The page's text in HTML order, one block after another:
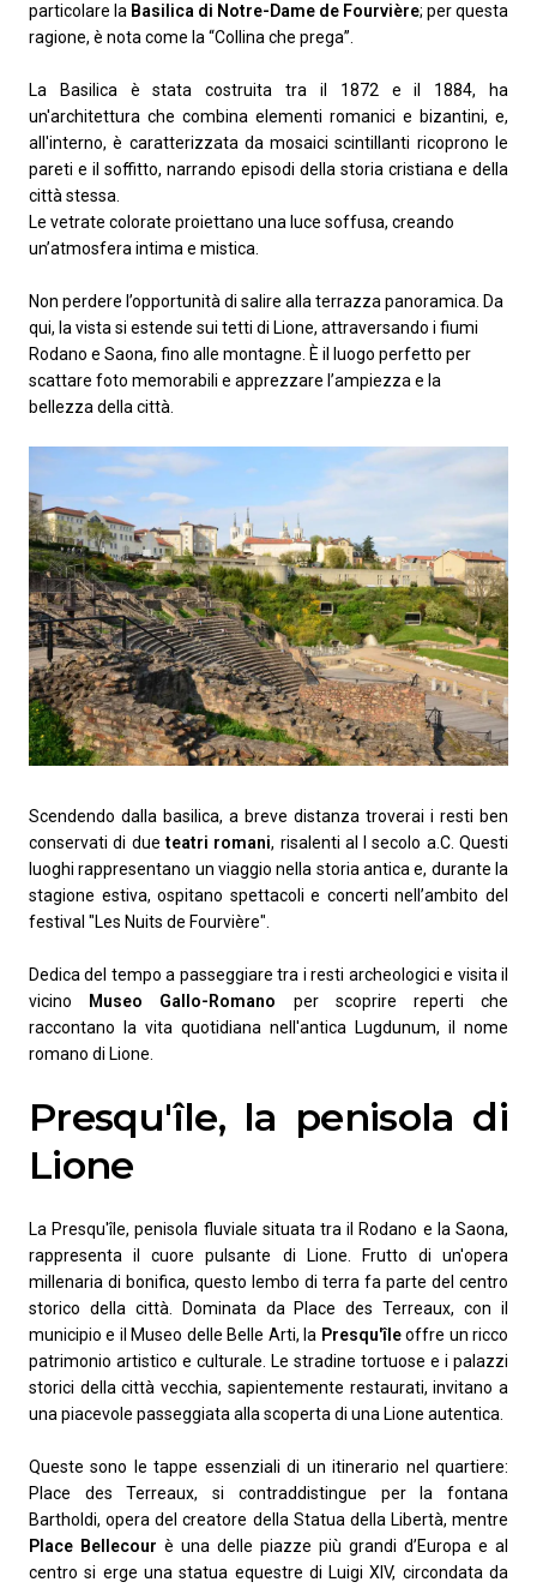
particolare la Basilica di Notre-Dame de Fourvière; per questa
ragione, è nota come la “Collina che prega”.
La Basilica è stata costruita tra il 1872 e il 1884, ha
un'architettura che combina elementi romanici e bizantini, e,
all'interno, è caratterizzata da mosaici scintillanti ricoprono le
pareti e il soffitto, narrando episodi della storia cristiana e della
città stessa.
Le vetrate colorate proiettano una luce soffusa, creando
un’atmosfera intima e mistica.
Non perdere l’opportunità di salire alla terrazza panoramica. Da
qui, la vista si estende sui tetti di Lione, attraversando i fiumi
Rodano e Saona, fino alle montagne. È il luogo perfetto per
scattare foto memorabili e apprezzare l’ampiezza e la
bellezza della città.
Scendendo dalla basilica, a breve distanza troverai i resti ben
conservati di dueteatri romani, risalenti al I secolo a.C. Questi
luoghi rappresentano un viaggio nella storia antica e, durante la
stagione estiva, ospitano spettacoli e concerti nell’ambito del
festival "Les Nuits de Fourvière".
Dedica del tempo a passeggiare tra i resti archeologici e visita il
vicino
Museo Gallo-Romano per scoprire reperti che
raccontano la vita quotidiana nell'antica Lugdunum, il nome
romano di Lione.
Presqu'île, la penisola di
Lione
La Presqu'île, penisola fluviale situata tra il Rodano e la Saona,
rappresenta il cuore pulsante di Lione. Frutto di un'opera
millenaria di bonifica, questo lembo di terra fa parte del centro
storico della città. Dominata da Place des Terreaux, con il
municipio e il Museo delle Belle Arti, la Presqu'îleoffre un ricco
patrimonio artistico e culturale. Le stradine tortuose e i palazzi
storici della città vecchia, sapientemente restaurati, invitano a
una piacevole passeggiata alla scoperta di una Lione autentica.
Queste sono le tappe essenziali di un itinerario nel quartiere:
Place des Terreaux, si contraddistingue per la fontana
Bartholdi, opera del creatore della Statua della Libertà, mentre
Place Bellecour è una delle piazze più grandi d’Europa e al
centro si erge una statua equestre di Luigi XIV, circondata da